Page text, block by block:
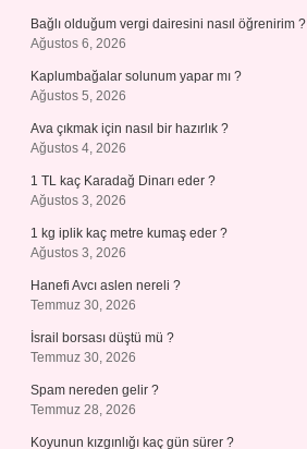
Bağlı olduğum vergi dairesini nasıl öğrenirim ?
Ağustos 6, 2026
Kaplumbağalar solunum yapar mı ?
Ağustos 5, 2026
Ava çıkmak için nasıl bir hazırlık ?
Ağustos 4, 2026
1 TL kaç Karadağ Dinarı eder ?
Ağustos 3, 2026
1 kg iplik kaç metre kumaş eder ?
Ağustos 3, 2026
Hanefi Avcı aslen nereli ?
Temmuz 30, 2026
İsrail borsası düştü mü ?
Temmuz 30, 2026
Spam nereden gelir ?
Temmuz 28, 2026
Koyunun kızgınlığı kaç gün sürer ?